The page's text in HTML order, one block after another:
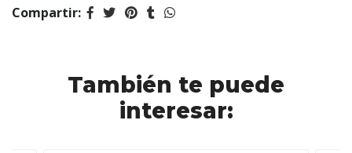
Compartir:
También te puede
interesar: